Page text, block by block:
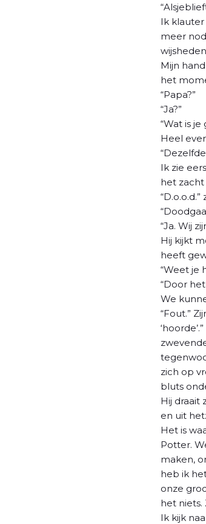
Ik
meer
Mijn
het
“Papa?”
“Ja?”
“Wat is
Heel
Ik zie
het
“Ja. Wij
Hij kijkt
heeft
“Weet je
“Door
We
“Fout.”
zich op
bluts
Hij draait
en uit
Het is
Potter.
maken,
heb ik
onze
het niets.
Ik kijk